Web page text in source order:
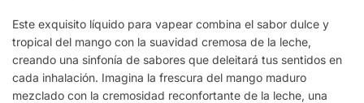
Este exquisito líquido para vapear combina el sabor dulce y
tropical del mango con la suavidad cremosa de la leche,
creando una sinfonía de sabores que deleitará tus sentidos en
cada inhalación. Imagina la frescura del mango maduro
mezclado con la cremosidad reconfortante de la leche, una